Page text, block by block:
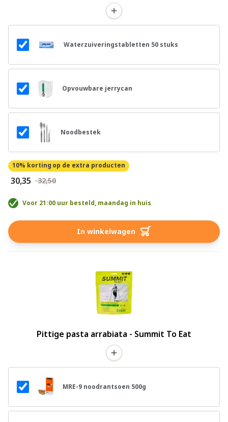
Waterzuiveringstabletten 50 stuks
Opvouwbare jerrycan
Noodbestek
10% korting op de extra producten
€ 30,35 € 32,50
Voor 21:00 uur besteld, maandag in huis
In winkelwagen
Pittige pasta arrabiata - Summit To Eat
MRE-9 noodrantsoen 500g